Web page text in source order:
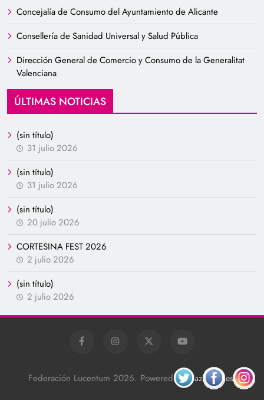
Concejalía de Consumo del Ayuntamiento de Alicante
Consellería de Sanidad Universal y Salud Pública
Dirección General de Comercio y Consumo de la Generalitat
Valenciana
ÚLTIMAS NOTICIAS
(sin título)
31 julio 2026
(sin título)
31 julio 2026
(sin título)
20 julio 2026
CORTESINA FEST 2026
2 julio 2026
(sin título)
2 julio 2026
Federación Lucentum 2026. Powered ByBlazeThemes.